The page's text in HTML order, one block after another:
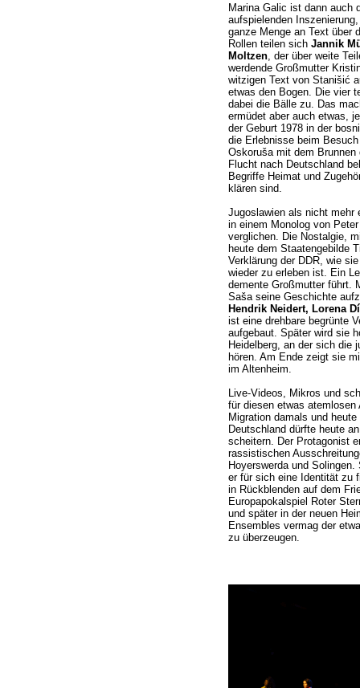
Marina Galic ist dann auch
aufspielenden
ganze Menge an Text über
Rollen teilen sich Jannik
Moltzen, der über weite
werdende Großmutter
witzigen Text von Stanišić
etwas den Bogen. Die vier
dabei die Bälle zu. Das
ermüdet aber auch etwas,
der Geburt 1978 in der
die Erlebnisse beim
Oskoruša mit dem
Flucht nach Deutschland
Begriffe Heimat und
klären sind.
Jugoslawien als nicht mehr
in einem Monolog von
verglichen. Die Nostalgie,
heute dem Staatengebilde
Verklärung der DDR, wie
wieder zu erleben ist. Ein
demente Großmutter führt.
Saša seine Geschichte
Hendrik Neidert, Lorena
ist eine drehbare begrünte
aufgebaut. Später wird sie
Heidelberg, an der sich die
hören. Am Ende zeigt sie
im Altenheim.
Live-Videos, Mikros und
für diesen etwas
Migration damals und
Deutschland dürfte heute
scheitern. Der Protagonist
rassistischen
Hoyerswerda und
er für sich eine Identität zu
in Rückblenden auf dem
Europapokalspiel Roter
und später in der neuen
Ensembles vermag der
zu überzeugen.